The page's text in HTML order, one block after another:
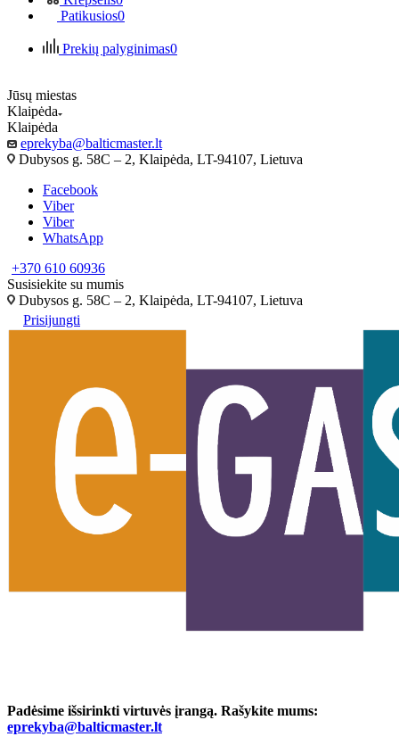
Patikusios0
Prekių palyginimas0
Jūsų miestas
Klaipėda
Klaipėda
eprekyba@balticmaster.lt
Dubysos g. 58C – 2, Klaipėda, LT-94107, Lietuva
Facebook
Viber
Viber
WhatsApp
+370 610 60936
Susisiekite su mumis
Dubysos g. 58C – 2, Klaipėda, LT-94107, Lietuva
Prisijungti
Padėsime išsirinkti virtuvės įrangą. Rašykite mums:
eprekyba@balticmaster.lt